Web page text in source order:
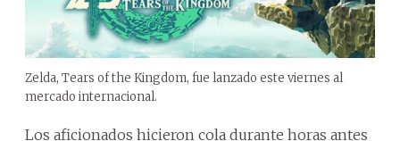
Zelda, Tears of the Kingdom, fue lanzado este viernes al
mercado internacional.
Los aficionados hicieron cola durante horas antes